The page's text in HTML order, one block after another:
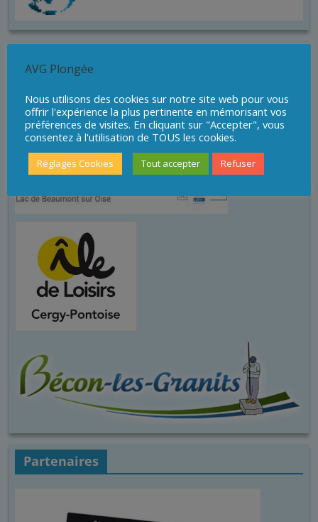
Partenaires
AVG Plongée
Nous utilisons des cookies sur notre site web pour vous
offrir l'expérience la plus pertinente en mémorisant vos
préférences de visites. En cliquant sur "Accepter", vous
consentez à l'utilisation de TOUS les cookies.
Réglages Cookies Tout accepter Refuser